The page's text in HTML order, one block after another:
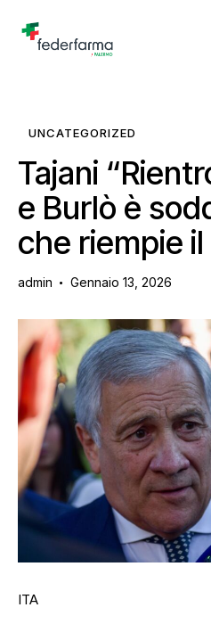
UNCATEGORIZED
Tajani
e Burlò è
che riempie
admin Gennaio 13, 2026
ITA